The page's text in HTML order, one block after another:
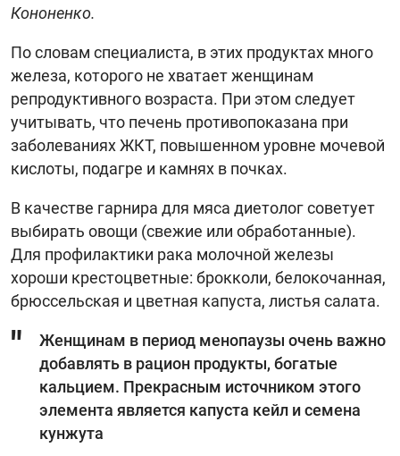
Кононенко.
По словам специалиста, в этих продуктах много
железа, которого не хватает женщинам
репродуктивного возраста. При этом следует
учитывать, что печень противопоказана при
заболеваниях ЖКТ, повышенном уровне мочевой
кислоты, подагре и камнях в почках.
В качестве гарнира для мяса диетолог советует
выбирать овощи (свежие или обработанные).
Для профилактики рака молочной железы
хороши крестоцветные: брокколи, белокочанная,
брюссельская и цветная капуста, листья салата.
Женщинам в период менопаузы очень важно
добавлять в рацион продукты, богатые
кальцием. Прекрасным источником этого
элемента является капуста кейл и семена
кунжута